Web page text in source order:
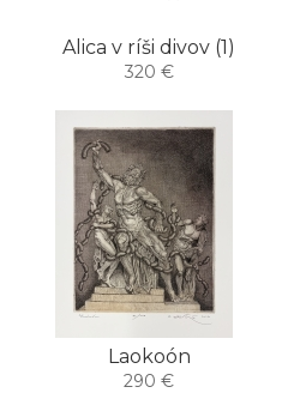
Alica v ríši divov (1)
320 €
Laokoón
290 €